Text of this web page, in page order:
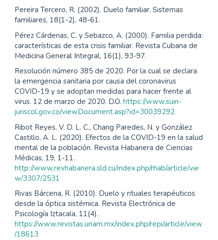
Pereira Tercero, R. (2002). Duelo familiar. Sistemas
familiares, 18(1-2), 48-61.
Pérez Cárdenas, C. y Sebazco, A. (2000). Familia perdida:
características de esta crisis familiar. Revista Cubana de
Medicina General Integral, 16(1), 93-97.
Resolución número 385 de 2020. Por la cual se declara
la emergencia sanitaria por causa del coronavirus
COVID-19 y se adoptan medidas para hacer frente al
virus. 12 de marzo de 2020. D.O. https://www.suin-
juriscol.gov.co/viewDocument.asp?id=30039292
Ribot Reyes, V. D. L. C., Chang Paredes, N. y González
Castillo, A. L. (2020). Efectos de la COVID-19 en la salud
mental de la población. Revista Habanera de Ciencias
Médicas, 19, 1-11.
http://www.revhabanera.sld.cu/index.php/rhab/article/vie
w/3307/2531
Rivas Bárcena, R. (2010). Duelo y rituales terapéuticos
desde la óptica sistémica. Revista Electrónica de
Psicología Iztacala, 11(4).
https://www.revistas.unam.mx/index.php/repi/article/view
/18613